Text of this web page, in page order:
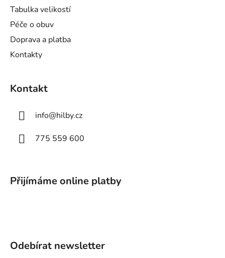
Tabulka velikostí
Péče o obuv
Doprava a platba
Kontakty
Kontakt
info@hilby.cz
775 559 600
Přijímáme online platby
Odebírat newsletter